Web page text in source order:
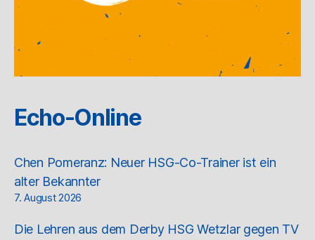
Echo-Online
Chen Pomeranz: Neuer HSG-Co-Trainer ist ein
alter Bekannter
7. August 2026
Die Lehren aus dem Derby HSG Wetzlar gegen TV